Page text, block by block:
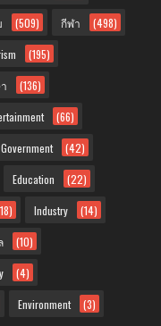
(509) กีฬา (498)
(195)
(136)
(66)
Government (42)
Education (22)
Industry (14)
(10)
(4)
Environment (3)